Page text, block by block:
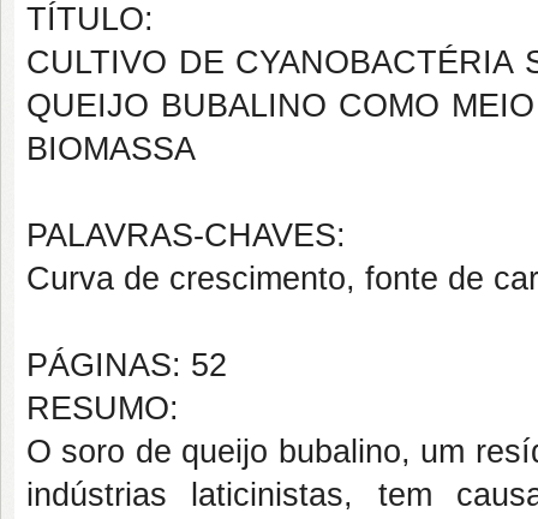
TÍTULO:
CULTIVO DE CYANOBACTÉRIA
QUEIJO BUBALINO COMO
BIOMASSA
PALAVRAS-CHAVES:
Curva de crescimento, fonte de
PÁGINAS: 52
RESUMO:
O soro de queijo bubalino, um
indústrias laticinistas, tem